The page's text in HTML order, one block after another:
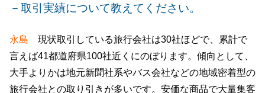
－取引実績について教えてください。
永島 現状取引している旅行会社は30社ほどで、累計で
言えば41都道府県100社近くにのぼります。傾向として、
大手よりかは地元新聞社系やバス会社などの地域密着型の
旅行会社との取り引きが多いです。安価な商品で大量集客